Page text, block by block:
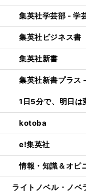
集英社学芸部 - 学
集英社ビジネス書
集英社新書
集英社新書プラス
1日5分で、明日
kotoba
e!集英社
情報・知識＆オピ
ライトノベル・ノベ